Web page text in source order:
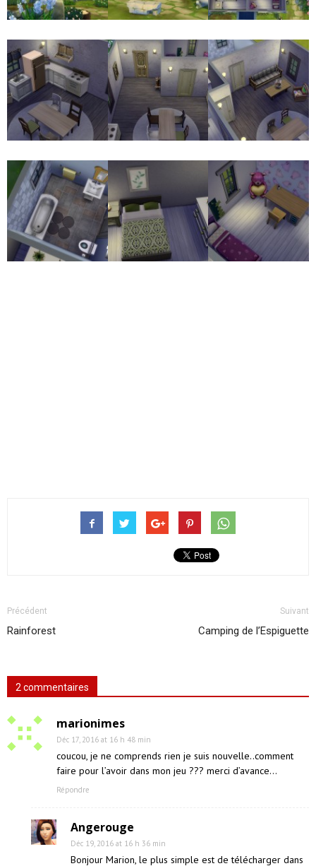
Précédent
Rainforest
Suivant
Camping de l’Espiguette
2 commentaires
marionimes
Déc 17, 2016 at 16 h 48 min
coucou, je ne comprends rien je suis nouvelle..comment
faire pour l’avoir dans mon jeu ??? merci d’avance…
Répondre
Angerouge
Déc 19, 2016 at 16 h 36 min
Bonjour Marion, le plus simple est de télécharger dans